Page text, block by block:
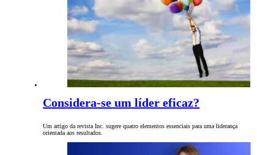
Considera-se um líder eficaz?
Um artigo da revista Inc. sugere quatro elementos essenciais para uma liderança
orientada aos resultados.